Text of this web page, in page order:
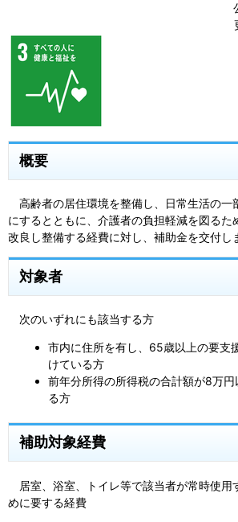
概要
高齢者の居住環境を整備し、日常生活の一
にするとともに、介護者の負担軽減を図るた
改良し整備する経費に対し、補助金を交付し
対象者
次のいずれにも該当する方
市内に住所を有し、65歳以上の要支
けている方
前年分所得の所得税の合計額が8万
る方
補助対象経費
居室、浴室、トイレ等で該当者が常時使用
めに要する経費